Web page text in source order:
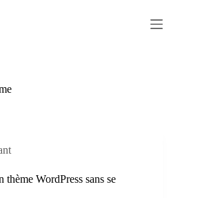
WordPress sans se